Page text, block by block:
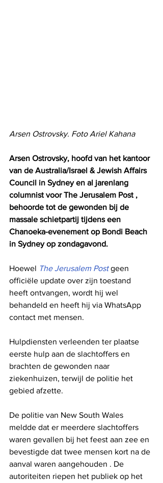
Arsen Ostrovsky. Foto Ariel Kahana
Arsen Ostrovsky, hoofd van het kantoor
van de Australia/Israel & Jewish Affairs
Council in Sydney en al jarenlang
columnist voor The Jerusalem Post ,
behoorde tot de gewonden bij de
massale schietpartij tijdens een
Chanoeka-evenement op Bondi Beach
in Sydney op zondagavond.
Hoewel The Jerusalem Post geen
officiële update over zijn toestand
heeft ontvangen, wordt hij wel
behandeld en heeft hij via WhatsApp
contact met mensen.
Hulpdiensten verleenden ter plaatse
eerste hulp aan de slachtoffers en
brachten de gewonden naar
ziekenhuizen, terwijl de politie het
gebied afzette.
De politie van New South Wales
meldde dat er meerdere slachtoffers
waren gevallen bij het feest aan zee en
bevestigde dat twee mensen kort na de
aanval waren aangehouden . De
autoriteiten riepen het publiek op het